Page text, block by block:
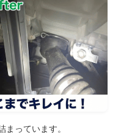
っています。